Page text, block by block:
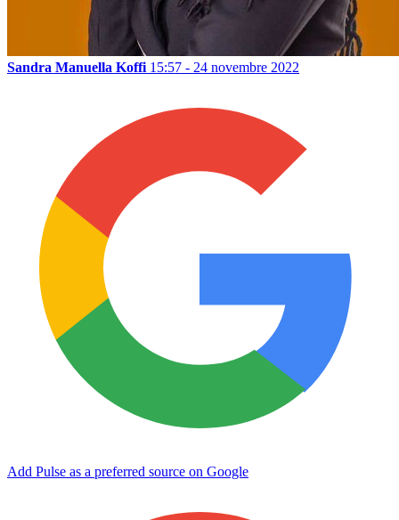
Sandra Manuella Koffi 15:57 - 24 novembre 2022
Add Pulse as a preferred source on Google